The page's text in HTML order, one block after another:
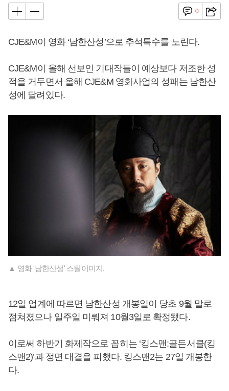
0
CJE&M이 영화 ‘남한산성’으로 추석특수를 노린다.
CJE&M이 올해 선보인 기대작들이 예상보다 저조한 성
적을 거두면서 올해 CJE&M 영화사업의 성패는 남한산
성에 달려있다.
▲ 영화 '남한산성' 스틸이미지.
12일 업계에 따르면 남한산성 개봉일이 당초 9월 말로
점쳐졌으나 일주일 미뤄져 10월3일로 확정됐다.
이로써 하반기 화제작으로 꼽히는 ‘킹스맨:골든서클(킹
스맨2)’과 정면 대결을 피했다. 킹스맨2는 27일 개봉한
다.